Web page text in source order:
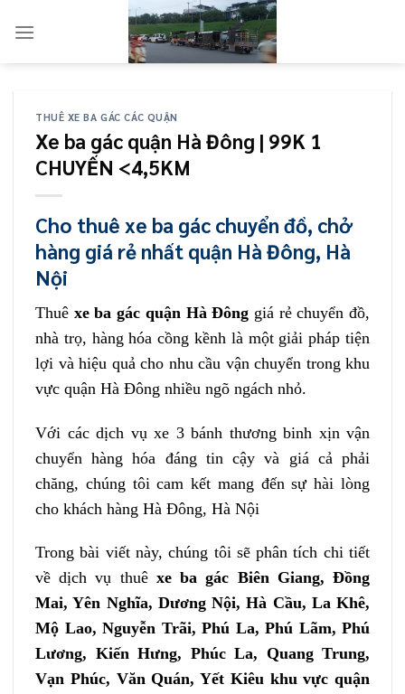
THUÊ XE BA GÁC CÁC QUẬN
Xe ba gác quận Hà Đông | 99K 1
CHUYẾN <4,5KM
Cho thuê xe ba gác chuyển đồ, chở
hàng giá rẻ nhất quận Hà Đông, Hà
Nội
Thuê xe ba gác quận Hà Đông giá rẻ chuyển đồ,
nhà trọ, hàng hóa cồng kềnh là một giải pháp tiện
lợi và hiệu quả cho nhu cầu vận chuyển trong khu
vực quận Hà Đông nhiều ngõ ngách nhỏ.
Với các dịch vụ xe 3 bánh thương binh xịn vận
chuyển hàng hóa đáng tin cậy và giá cả phải
chăng, chúng tôi cam kết mang đến sự hài lòng
cho khách hàng Hà Đông, Hà Nội
Trong bài viết này, chúng tôi sẽ phân tích chi tiết
về dịch vụ thuê xe ba gác Biên Giang, Đồng
Mai, Yên Nghĩa, Dương Nội, Hà Cầu, La Khê,
Mộ Lao, Nguyễn Trãi, Phú La, Phú Lãm, Phú
Lương, Kiến Hưng, Phúc La, Quang Trung,
Vạn Phúc, Văn Quán, Yết Kiêu khu vực quận